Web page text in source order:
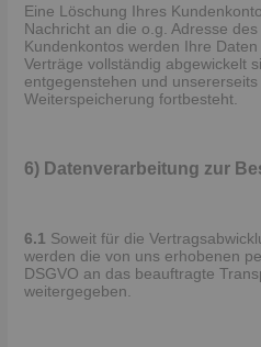
Eine Löschung Ihres
Nachricht an die o.g. Adresse
Kundenkontos werden Ihre
Verträge vollständig abgewickelt
entgegenstehen und
Weiterspeicherung fortbesteht.
6) Datenverarbeitung zur
6.1 Soweit für die
werden die von uns erhobenen
DSGVO an das beauftragte
weitergegeben.